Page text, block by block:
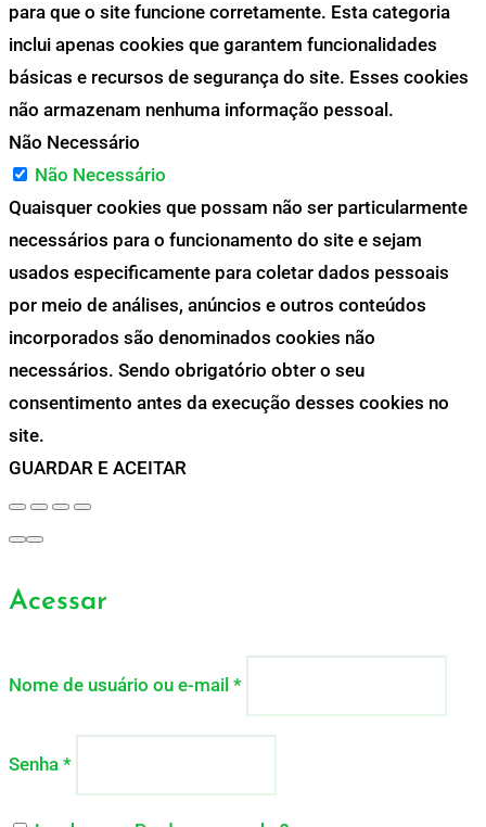
para que o site funcione corretamente. Esta categoria
inclui apenas cookies que garantem funcionalidades
básicas e recursos de segurança do site. Esses cookies
não armazenam nenhuma informação pessoal.
Não Necessário
Não Necessário
Quaisquer cookies que possam não ser particularmente
necessários para o funcionamento do site e sejam
usados especificamente para coletar dados pessoais
por meio de análises, anúncios e outros conteúdos
incorporados são denominados cookies não
necessários. Sendo obrigatório obter o seu
consentimento antes da execução desses cookies no
site.
GUARDAR E ACEITAR
Acessar
Nome de usuário ou e-mail *
Senha *